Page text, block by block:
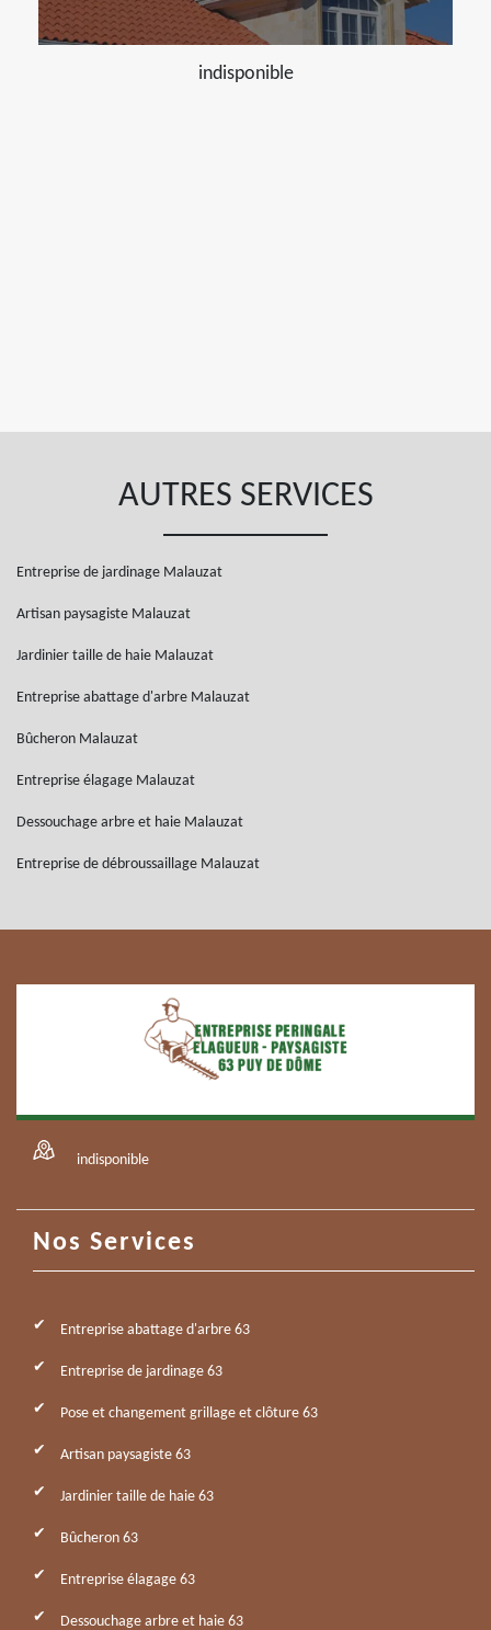
indisponible
AUTRES SERVICES
Entreprise de jardinage Malauzat
Artisan paysagiste Malauzat
Jardinier taille de haie Malauzat
Entreprise abattage d'arbre Malauzat
Bûcheron Malauzat
Entreprise élagage Malauzat
Dessouchage arbre et haie Malauzat
Entreprise de débroussaillage Malauzat
indisponible
Nos Services
Entreprise abattage d'arbre 63
Entreprise de jardinage 63
Pose et changement grillage et clôture 63
Artisan paysagiste 63
Jardinier taille de haie 63
Bûcheron 63
Entreprise élagage 63
Dessouchage arbre et haie 63